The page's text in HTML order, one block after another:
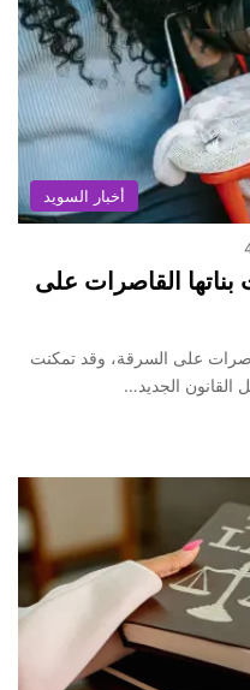
أخبار السويد
بناتها القاصرات على
على السرقة، وقد تمكنت
الجديد…